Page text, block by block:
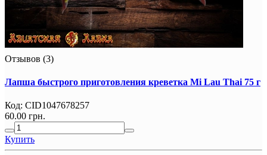
Отзывов (3)
Лапша быстрого приготовления креветка Mi Lau Thai 75 г
Код: CID1047678257
60.00 грн.
Купить